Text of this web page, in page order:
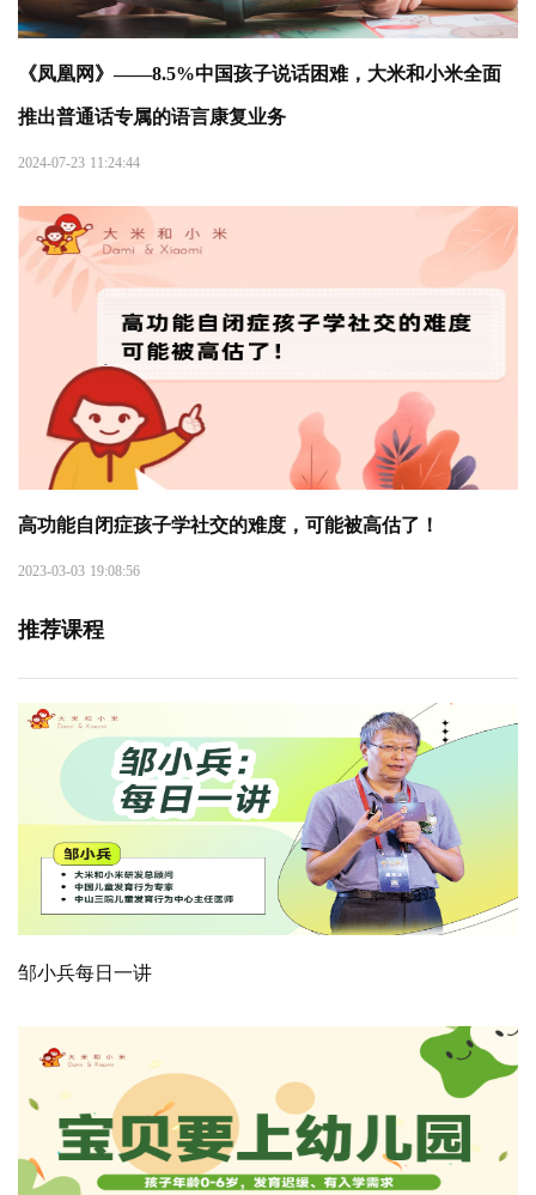
《凤凰网》——8.5%中国孩子说话困难，大米和小米全面
推出普通话专属的语言康复业务
2024-07-23 11:24:44
高功能自闭症孩子学社交的难度，可能被高估了！
2023-03-03 19:08:56
推荐课程
邹小兵每日一讲